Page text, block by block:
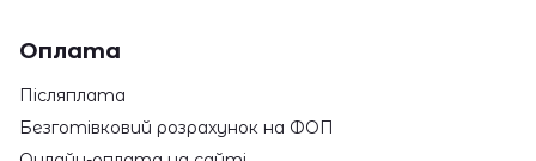
Оплата
Післяплата
Безготівковий розрахунок на ФОП